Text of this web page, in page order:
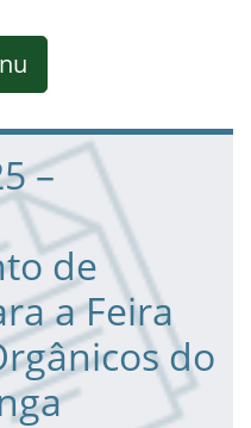
–
de
a Feira
do